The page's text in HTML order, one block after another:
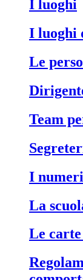
I luoghi
I luoghi
Le
Team
I
La
Le